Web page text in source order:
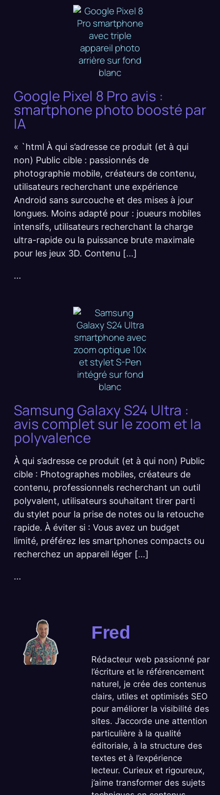
Google Pixel 8 Pro avis :
smartphone photo boosté par
IA
« `html À qui s’adresse ce produit (et à qui
non) Public cible : passionnés de
photographie mobile, créateurs de contenu,
utilisateurs recherchant une expérience
Android sans surcouche et des mises à jour
longues. Moins adapté pour : joueurs mobiles
intensifs, utilisateurs recherchant la charge
ultra-rapide ou la puissance brute maximale
pour les jeux 3D. Contenu […]
...
Samsung Galaxy S24 Ultra :
avis complet sur le zoom et la
polyvalence
À qui s’adresse ce produit (et à qui non) Public
cible : Photographes mobiles, créateurs de
contenu, professionnels recherchant un outil
polyvalent, utilisateurs souhaitant tirer parti
du stylet pour la prise de notes ou la retouche
rapide. À éviter si : Vous avez un budget
limité, préférez les smartphones compacts ou
recherchez un appareil léger […]
...
Fred
Rédacteur web passionné par
l’écriture et le référencement
naturel, je crée des contenus
clairs, utiles et optimisés SEO
pour améliorer la visibilité des
sites. J’accorde une attention
particulière à la qualité
éditoriale, à la structure des
textes et à l’expérience
lecteur. Curieux et rigoureux,
j’aime transformer des sujets